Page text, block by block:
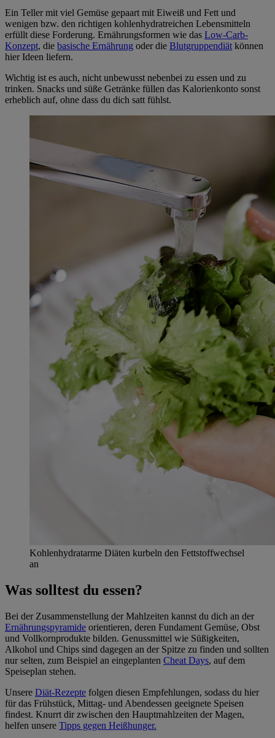
Ein Teller mit viel Gemüse gepaart mit Eiweiß und Fett und
wenigen bzw. den richtigen kohlenhydratreichen Lebensmitteln
erfüllt diese Forderung. Ernährungsformen wie das Low-Carb-
Konzept, die basische Ernährung oder die Blutgruppendiät können
hier Ideen liefern.
Wichtig ist es auch, nicht unbewusst nebenbei zu essen und zu
trinken. Snacks und süße Getränke füllen das Kalorienkonto sonst
erheblich auf, ohne dass du dich satt fühlst.
Kohlenhydratarme Diäten kurbeln den Fettstoffwechsel
an
Was solltest du essen?
Bei der Zusammenstellung der Mahlzeiten kannst du dich an der
Ernährungspyramide orientieren, deren Fundament Gemüse, Obst
und Vollkornprodukte bilden. Genussmittel wie Süßigkeiten,
Alkohol und Chips sind dagegen an der Spitze zu finden und sollten
nur selten, zum Beispiel an eingeplanten Cheat Days, auf dem
Speiseplan stehen.
Unsere Diät-Rezepte folgen diesen Empfehlungen, sodass du hier
für das Frühstück, Mittag- und Abendessen geeignete Speisen
findest. Knurrt dir zwischen den Hauptmahlzeiten der Magen,
helfen unsere Tipps gegen Heißhunger.